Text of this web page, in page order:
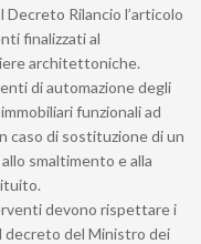
Decreto Rilancio l’articolo
finalizzati al
architettoniche.
di automazione degli
funzionali ad
caso di sostituzione di un
smaltimento e alla
devono rispettare i
decreto del Ministro dei